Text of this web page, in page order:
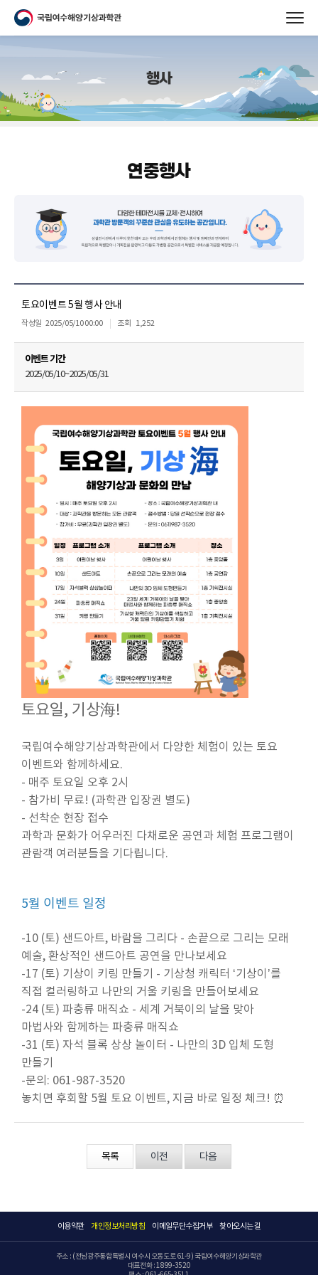
행사
연중행사
토요이벤트 5월 행사 안내
작성일 2025/05/10 00:00 조회 1,252
이벤트 기간
2025/05/10~2025/05/31
토요일, 기상海!
국립여수해양기상과학관에서 다양한 체험이 있는 토요
이벤트와 함께하세요.
- 매주 토요일 오후 2시
- 참가비 무료! (과학관 입장권 별도)
- 선착순 현장 접수
과학과 문화가 어우러진 다채로운 공연과 체험 프로그램이
관람객 여러분들을 기다립니다.
5월 이벤트 일정
-10 (토) 샌드아트, 바람을 그리다 - 손끝으로 그리는 모래
예술, 환상적인 샌드아트 공연을 만나보세요
-17 (토) 기상이 키링 만들기 - 기상청 캐릭터 ‘기상이’를
직접 컬러링하고 나만의 거울 키링을 만들어보세요
-24 (토) 파충류 매직쇼 - 세계 거북이의 날을 맞아
마법사와 함께하는 파충류 매직쇼
-31 (토) 자석 블록 상상 놀이터 - 나만의 3D 입체 도형
만들기
-문의: 061-987-3520
놓치면 후회할 5월 토요 이벤트, 지금 바로 일정 체크! ⏰
목록 이전 다음
이용약관 개인정보처리방침 이메일무단수집거부 찾아오시는 길
주소 : (전남광주통합특별시 여수시 오동도로 61-9) 국립여수해양기상과학관
대표전화 : 1899-3520